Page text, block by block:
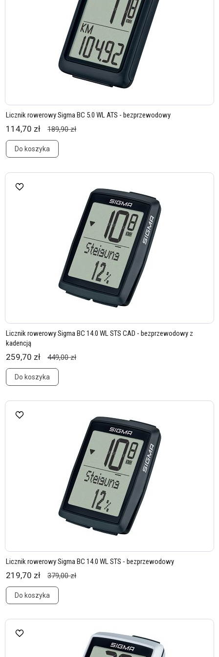
Licznik rowerowy Sigma BC 5.0 WL ATS - bezprzewodowy
114,70 zł 189,90 zł
Do koszyka
Licznik rowerowy Sigma BC 14.0 WL STS CAD - bezprzewodowy z
kadencją
259,70 zł 449,00 zł
Do koszyka
Licznik rowerowy Sigma BC 14.0 WL STS - bezprzewodowy
219,70 zł 379,00 zł
Do koszyka